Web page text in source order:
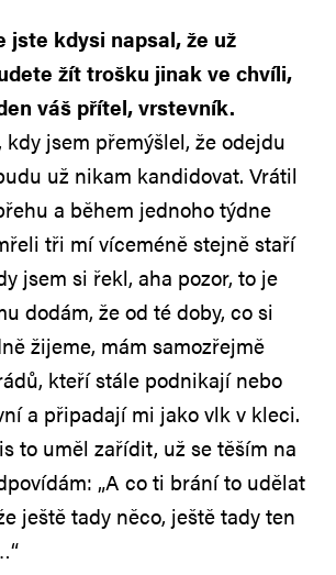
jste kdysi napsal, že už
žít trošku jinak ve chvíli,
váš přítel, vrstevník.
kdy jsem přemýšlel, že odejdu
už nikam kandidovat. Vrátil
a během jednoho týdne
tři mí víceméně stejně staří
jsem si řekl, aha pozor, to je
dodám, že od té doby, co si
žijeme, mám samozřejmě
kteří stále podnikají nebo
a připadají mi jako vlk v kleci.
to uměl zařídit, už se těším na
„A co ti brání to udělat
ještě tady něco, ještě tady ten